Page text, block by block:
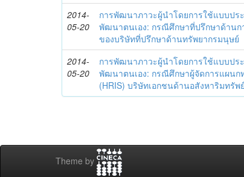
2014-
05-20
การพัฒนาภาวะผู้นำโดยการใช้แบบปร
พัฒนาตนเอง: กรณีศึกษาที่ปรึกษาด้านก
ของบริษัทที่ปรึกษาด้านทรัพยากรมนุษย์
2014-
05-20
การพัฒนาภาวะผู้นำโดยการใช้แบบปร
พัฒนาตนเอง: กรณีศึกษาผู้จัดการแผนก
(HRIS) บริษัทเอกชนด้านอสังหาริมทรัพย์
Theme by